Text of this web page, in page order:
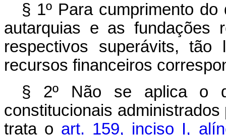
§ 1º Para cumprimento
autarquias e as fundações
respectivos superávits,
recursos financeiros
§ 2º Não se aplica o
constitucionais
trata o art. 159, inciso I,